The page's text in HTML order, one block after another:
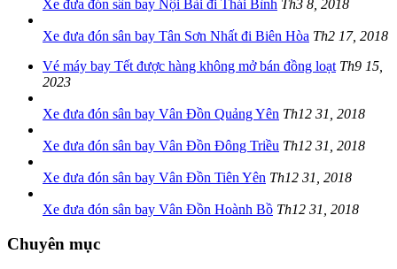
Xe đưa đón sân bay Nội Bài đi Thái Bình Th3 8, 2018
Xe đưa đón sân bay Tân Sơn Nhất đi Biên Hòa Th2 17, 2018
Vé máy bay Tết được hàng không mở bán đồng loạt Th9 15,
2023
Xe đưa đón sân bay Vân Đồn Quảng Yên Th12 31, 2018
Xe đưa đón sân bay Vân Đồn Đông Triều Th12 31, 2018
Xe đưa đón sân bay Vân Đồn Tiên Yên Th12 31, 2018
Xe đưa đón sân bay Vân Đồn Hoành Bồ Th12 31, 2018
Chuyên mục